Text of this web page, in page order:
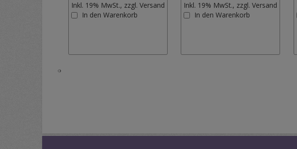
Inkl. 19% MwSt., zzgl. Versand
In den Warenkorb
Inkl. 19% MwSt., zzgl.Versand
In den Warenkorb
‹›